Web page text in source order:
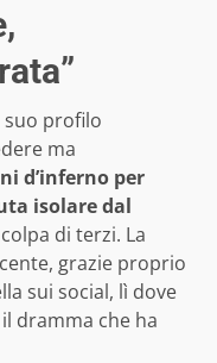
suo profilo
ma
d’inferno per
isolare dal
di terzi. La
grazie proprio
sui social, lì dove
dramma che ha